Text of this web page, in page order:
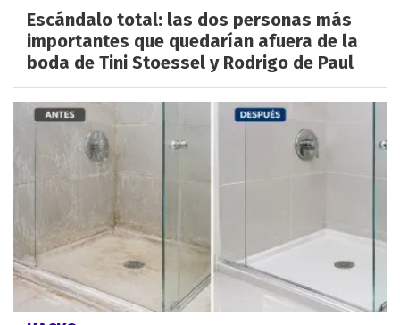
Escándalo total: las dos personas más
importantes que quedarían afuera de la
boda de Tini Stoessel y Rodrigo de Paul